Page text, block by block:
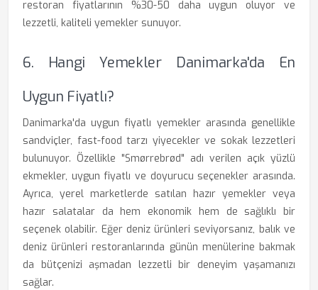
restoran fiyatlarının %30-50 daha uygun oluyor ve
lezzetli, kaliteli yemekler sunuyor.
6. Hangi Yemekler Danimarka'da En
Uygun Fiyatlı?
Danimarka'da uygun fiyatlı yemekler arasında genellikle
sandviçler, fast-food tarzı yiyecekler ve sokak lezzetleri
bulunuyor. Özellikle "Smørrebrød" adı verilen açık yüzlü
ekmekler, uygun fiyatlı ve doyurucu seçenekler arasında.
Ayrıca, yerel marketlerde satılan hazır yemekler veya
hazır salatalar da hem ekonomik hem de sağlıklı bir
seçenek olabilir. Eğer deniz ürünleri seviyorsanız, balık ve
deniz ürünleri restoranlarında günün menülerine bakmak
da bütçenizi aşmadan lezzetli bir deneyim yaşamanızı
sağlar.